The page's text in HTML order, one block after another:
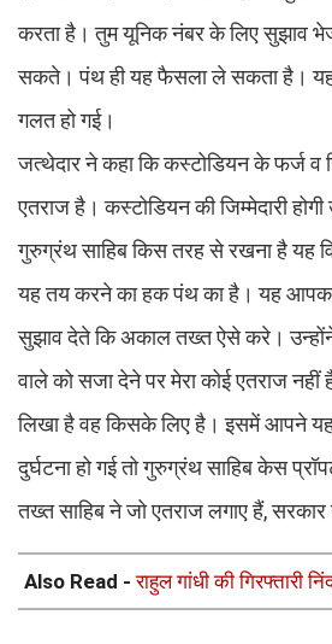
करता है। तुम यूनिक नंबर के लिए सुझाव
सकते। पंथ ही यह फैसला ले सकता है।
गलत हो गई।
जत्थेदार ने कहा कि कस्टोडियन के फर्ज व
एतराज है। कस्टोडियन की जिम्मेदारी
गुरुग्रंथ साहिब किस तरह से रखना है यह
यह तय करने का हक पंथ का है। यह
सुझाव देते कि अकाल तख्त ऐसे करे।
वाले को सजा देने पर मेरा कोई एतराज
लिखा है वह किसके लिए है। इसमें आपने यह
दुर्घटना हो गई तो गुरुग्रंथ साहिब केस
तख्त साहिब ने जो एतराज लगाए हैं,
Also Read -राहुल गांधी की गिरफ्तारी